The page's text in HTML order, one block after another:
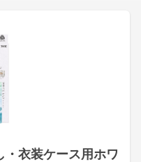
・衣装ケース用ホワ